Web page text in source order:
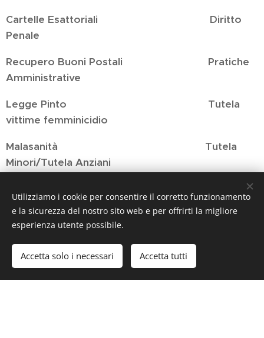
Cartelle Esattoriali Diritto
Penale
Recupero Buoni Postali Pratiche
Amministrative
Legge Pinto Tutela
vittime femminicidio
Malasanità Tutela
Minori/Tutela Anziani
Separazione e Divorzi
Pratiche
InvestigativeInfortunistica Stradale
Ogni richiesta dell'utente inviata anche per email
all'indirizzo p.e.o.
assoitalia2025@libero.it
viene
smistata al professionista competente del settore
che avrà il compito di istruire la pratica e ricontattare
Utilizziamo i cookie per consentire il corretto funzionamento
e la sicurezza del nostro sito web e per offrirti la migliore
esperienza utente possibile.
Accetta solo i necessari Accetta tutti